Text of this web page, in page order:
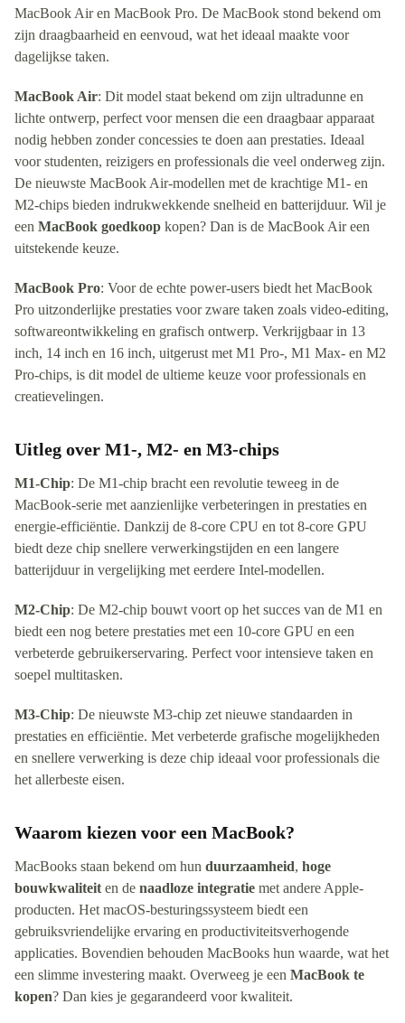
MacBook Air en MacBook Pro. De MacBook stond bekend om
zijn draagbaarheid en eenvoud, wat het ideaal maakte voor
dagelijkse taken.
MacBook Air: Dit model staat bekend om zijn ultradunne en
lichte ontwerp, perfect voor mensen die een draagbaar apparaat
nodig hebben zonder concessies te doen aan prestaties. Ideaal
voor studenten, reizigers en professionals die veel onderweg zijn.
De nieuwste MacBook Air-modellen met de krachtige M1- en
M2-chips bieden indrukwekkende snelheid en batterijduur. Wil je
een MacBook goedkoop kopen? Dan is de MacBook Air een
uitstekende keuze.
MacBook Pro: Voor de echte power-users biedt het MacBook
Pro uitzonderlijke prestaties voor zware taken zoals video-editing,
softwareontwikkeling en grafisch ontwerp. Verkrijgbaar in 13
inch, 14 inch en 16 inch, uitgerust met M1 Pro-, M1 Max- en M2
Pro-chips, is dit model de ultieme keuze voor professionals en
creatievelingen.
Uitleg over M1-, M2- en M3-chips
M1-Chip: De M1-chip bracht een revolutie teweeg in de
MacBook-serie met aanzienlijke verbeteringen in prestaties en
energie-efficiëntie. Dankzij de 8-core CPU en tot 8-core GPU
biedt deze chip snellere verwerkingstijden en een langere
batterijduur in vergelijking met eerdere Intel-modellen.
M2-Chip: De M2-chip bouwt voort op het succes van de M1 en
biedt een nog betere prestaties met een 10-core GPU en een
verbeterde gebruikerservaring. Perfect voor intensieve taken en
soepel multitasken.
M3-Chip: De nieuwste M3-chip zet nieuwe standaarden in
prestaties en efficiëntie. Met verbeterde grafische mogelijkheden
en snellere verwerking is deze chip ideaal voor professionals die
het allerbeste eisen.
Waarom kiezen voor een MacBook?
MacBooks staan bekend om hun duurzaamheid, hoge
bouwkwaliteit en de naadloze integratie met andere Apple-
producten. Het macOS-besturingssysteem biedt een
gebruiksvriendelijke ervaring en productiviteitsverhogende
applicaties. Bovendien behouden MacBooks hun waarde, wat het
een slimme investering maakt. Overweeg je een MacBook te
kopen? Dan kies je gegarandeerd voor kwaliteit.